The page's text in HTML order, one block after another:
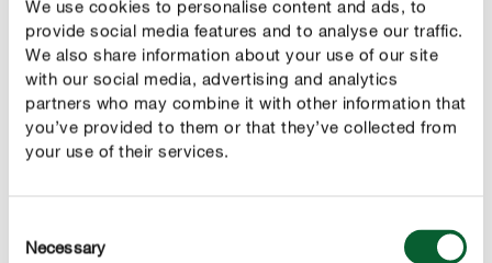
We use cookies to personalise content and ads, to
provide social media features and to analyse our traffic.
We also share information about your use of our site
with our social media, advertising and analytics
partners who may combine it with other information that
you’ve provided to them or that they’ve collected from
your use of their services.
Selection
Necessary
ZO MAG HET BLIJVEN
Behoudssnoei